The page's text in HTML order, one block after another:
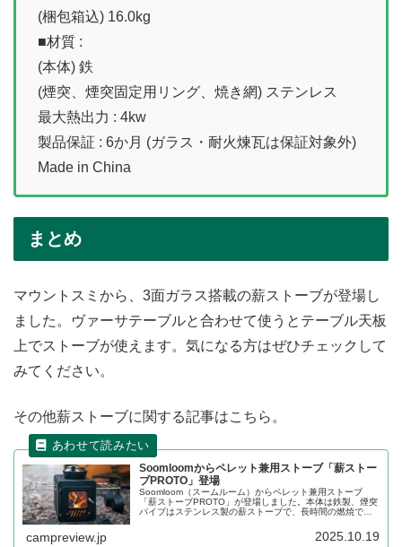
(梱包箱込) 16.0kg
■材質 :
(本体) 鉄
(煙突、煙突固定用リング、焼き網) ステンレス
最大熱出力 : 4kw
製品保証 : 6か月 (ガラス・耐火煉瓦は保証対象外)
Made in China
まとめ
マウントスミから、3面ガラス搭載の薪ストーブが登場し
ました。ヴァーサテーブルと合わせて使うとテーブル天板
上でストーブが使えます。気になる方はぜひチェックして
みてください。
その他薪ストーブに関する記事はこちら。
Soomloomからペレット兼用ストーブ「薪ストー
ブPROTO」登場
Soomloom（スームルーム）からペレット兼用ストーブ
「薪ストーブPROTO」が登場しました。本体は鉄製、煙突
パイプはステンレス製の薪ストーブで、長時間の燃焼でも
として使える兼用薪ストーブです。詳細をレビューしま
campreview.jp 2025.10.19